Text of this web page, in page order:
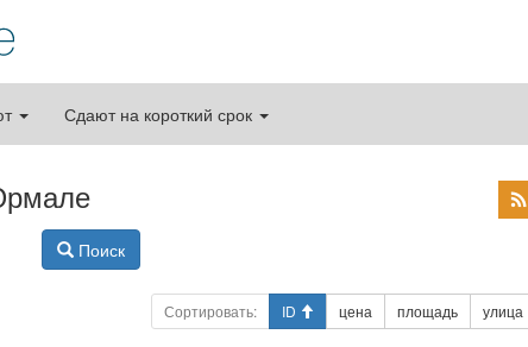
Сдают на короткий срок
Поиск
Сортировать: ID цена площадь улица